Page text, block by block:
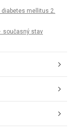
mellitus 2.
současný stav